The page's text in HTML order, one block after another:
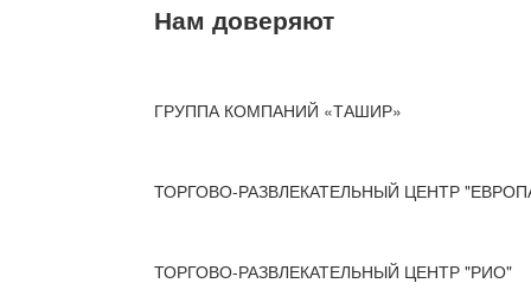
Нам доверяют
ГРУППА КОМПАНИЙ «ТАШИР»
ТОРГОВО-РАЗВЛЕКАТЕЛЬНЫЙ ЦЕНТР
ТОРГОВО-РАЗВЛЕКАТЕЛЬНЫЙ ЦЕНТР "РИО"